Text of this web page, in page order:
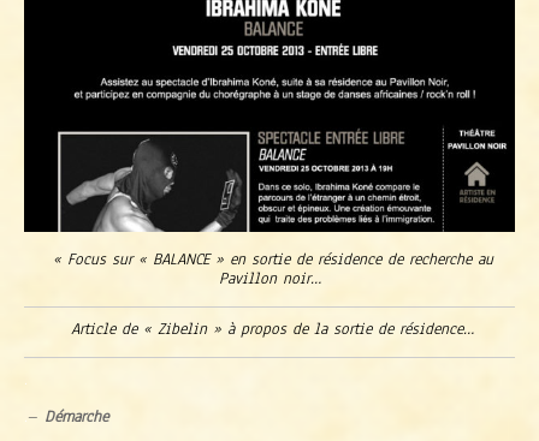
« Focus sur « BALANCE » en sortie de résidence de recherche au
Pavillon noir…
Article de « Zibelin » à propos de la sortie de résidence…
.
.– Démarche